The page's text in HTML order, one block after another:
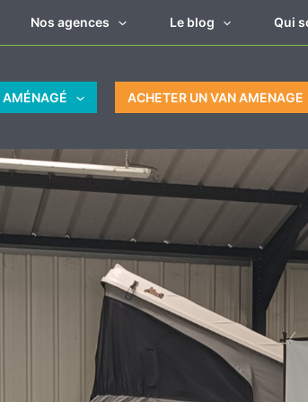
Nos agences Le blog Qui
AMÉNAGÉ ACHETER UN VAN AMENAGE